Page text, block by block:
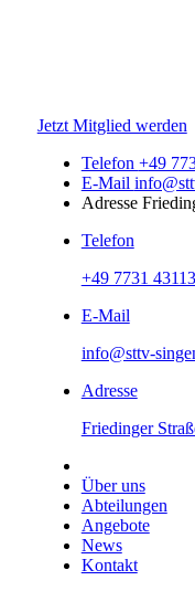
Jetzt Mitglied werden
Telefon +49
E-Mail
Adresse
Telefon
+49 7731 43113
E-Mail
info@sttv-
Adresse
Friedinger
Über uns
Abteilungen
Angebote
News
Kontakt